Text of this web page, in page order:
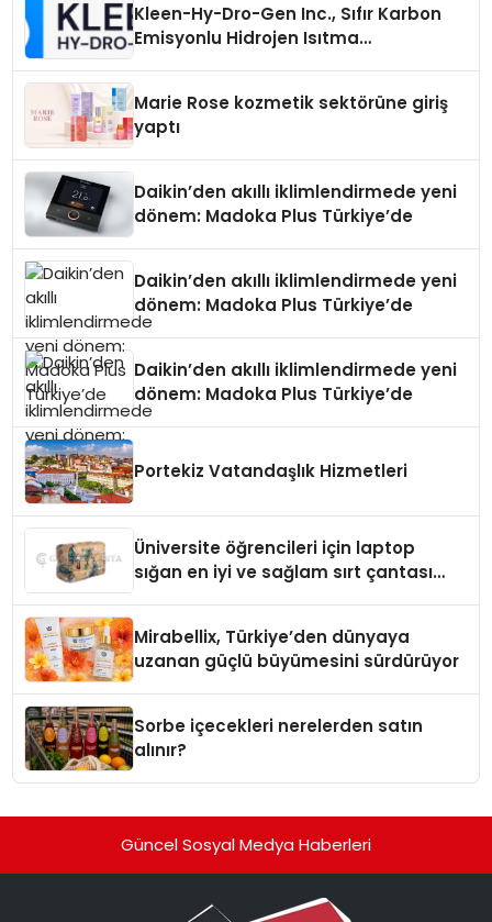
Kleen-Hy-Dro-Gen Inc., Sıfır Karbon
Emisyonlu Hidrojen Isıtma
Marie Rose kozmetik sektörüne giriş
yaptı
Daikin’den akıllı iklimlendirmede yeni
dönem: Madoka Plus Türkiye’de
Daikin’den akıllı iklimlendirmede yeni
dönem: Madoka Plus Türkiye’de
Daikin’den akıllı iklimlendirmede yeni
dönem: Madoka Plus Türkiye’de
Portekiz Vatandaşlık Hizmetleri
Üniversite öğrencileri için laptop
sığan en iyi ve sağlam sırt çantası
Mirabellix, Türkiye’den dünyaya
uzanan güçlü büyümesini sürdürüyor
Sorbe içecekleri nerelerden satın
alınır?
Güncel Sosyal Medya Haberleri